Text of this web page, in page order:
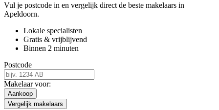
Vul je postcode in en vergelijk direct de beste makelaars in
Apeldoorn.
Lokale specialisten
Gratis & vrijblijvend
Binnen 2 minuten
Postcode
Makelaar voor:
Aankoop
Vergelijk makelaars